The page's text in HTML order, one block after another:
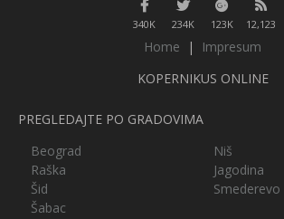
340K 234K 123K 12,123
Home |
Impresum
KOPERNIKUS ONLINE
PREGLEDAJTE PO GRADOVIMA
Beograd
Niš
Raška
Jagodina
Šid
Smederevo
Šabac